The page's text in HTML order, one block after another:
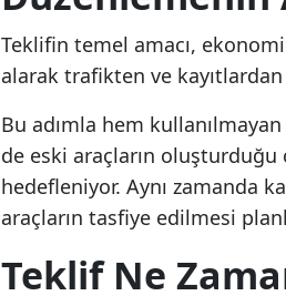
Teklifin temel amacı,
alarak trafikten ve kayıtlardan
Bu adımla hem
de eski araçların oluşturduğu
hedefleniyor. Aynı zamanda
araçların tasfiye edilmesi
Teklif Ne